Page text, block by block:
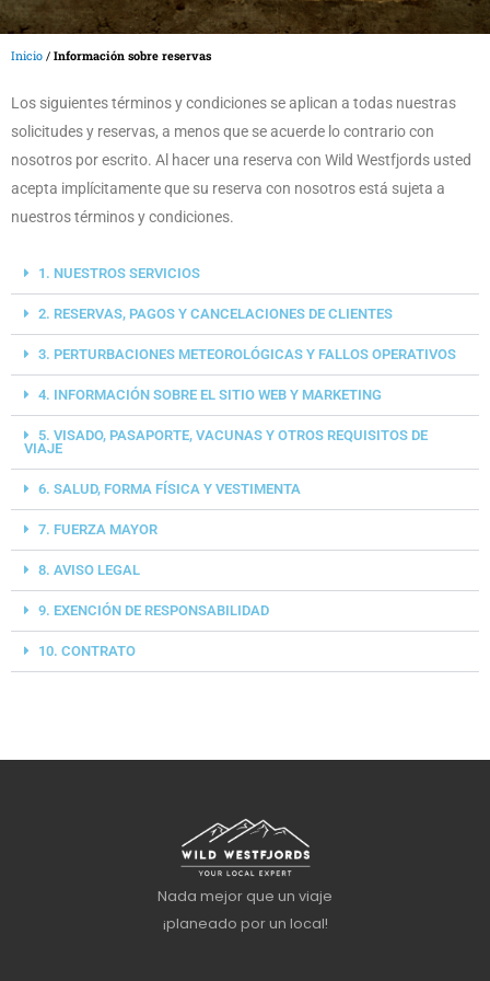
Inicio / Información sobre reservas
Los siguientes términos y condiciones se aplican a todas nuestras
solicitudes y reservas, a menos que se acuerde lo contrario con
nosotros por escrito. Al hacer una reserva con Wild Westfjords usted
acepta implícitamente que su reserva con nosotros está sujeta a
nuestros términos y condiciones.
1. NUESTROS SERVICIOS
2. RESERVAS, PAGOS Y CANCELACIONES DE CLIENTES
3. PERTURBACIONES METEOROLÓGICAS Y FALLOS OPERATIVOS
4. INFORMACIÓN SOBRE EL SITIO WEB Y MARKETING
5. VISADO, PASAPORTE, VACUNAS Y OTROS REQUISITOS DE
VIAJE
6. SALUD, FORMA FÍSICA Y VESTIMENTA
7. FUERZA MAYOR
8. AVISO LEGAL
9. EXENCIÓN DE RESPONSABILIDAD
10. CONTRATO
Nada mejor que un viaje
¡planeado por un local!